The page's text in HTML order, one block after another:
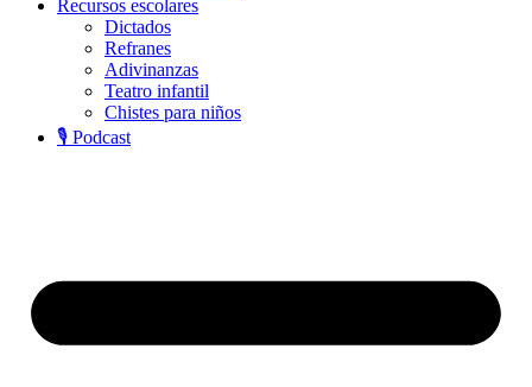
Recursos escolares
Dictados
Refranes
Adivinanzas
Teatro infantil
Chistes para niños
🎙️ Podcast